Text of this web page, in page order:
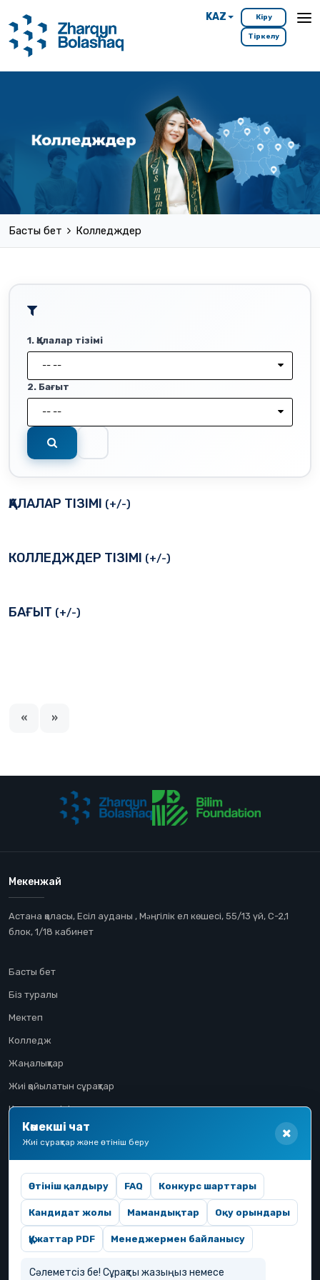
KAZ Кіру
Тіркелу
Басты бет Колледждер
1. Қалалар тізімі
-- --
2. Бағыт
-- --
ҚАЛАЛАР ТІЗІМІ (+/-)
КОЛЛЕДЖДЕР ТІЗІМІ (+/-)
БАҒЫТ (+/-)
« »
Мекенжай
Астана қаласы, Есіл ауданы , Мəңгілік ел көшесі, 55/13 үй, С-2,1
блок, 1/18 кабинет
Басты бет
Біз туралы
Мектеп
Колледж
Жаңалықтар
Жиі қойылатын сұрақтар
Конкурстық іріктеу
Үміткер жолы
Көмекші чат
Жиі сұрақтар және өтініш беру
Өтініш қалдыру FAQ Конкурс шарттары
Кандидат жолы Мамандықтар Оқу орындары
Құжаттар PDF Менеджермен байланысу
Сәлеметсіз бе! Сұрақты жазыңыз немесе